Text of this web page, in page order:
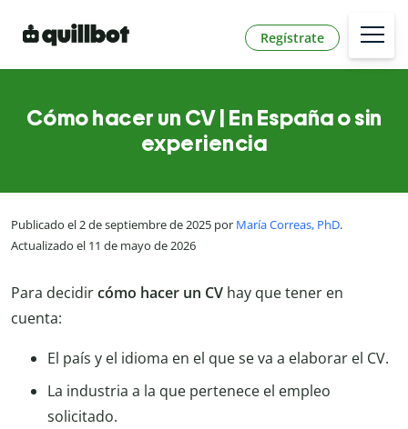
Regístrate
Cómo hacer un CV | En España o sin
experiencia
Publicado el 2 de septiembre de 2025 por María Correas, PhD.
Actualizado el 11 de mayo de 2026
Para decidircómo hacer un CV hay que tener en
cuenta:
El país y el idioma en el que se va a elaborar el CV.
La industria a la que pertenece el empleo
solicitado.